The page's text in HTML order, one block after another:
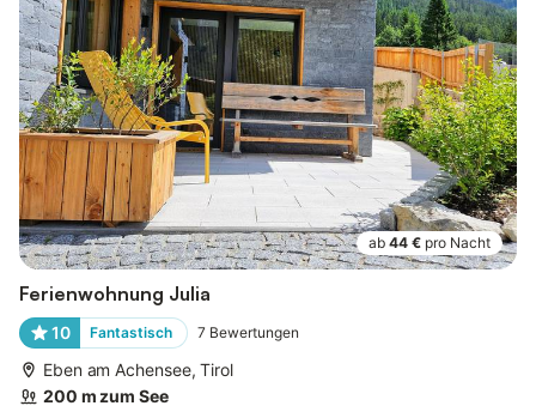
ab 44 € pro Nacht
Ferienwohnung Julia
10 Fantastisch 7 Bewertungen
Eben am Achensee, Tirol
200 m zum See